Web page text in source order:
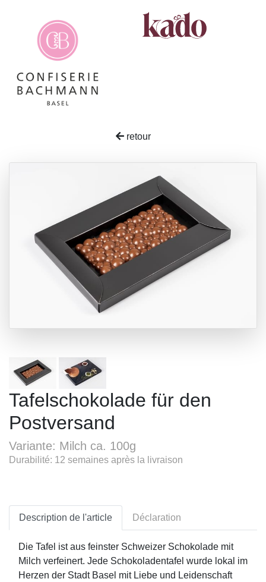
retour
Tafelschokolade für den
Postversand
Variante: Milch ca. 100g
Durabilité: 12 semaines après la livraison
Description de l'article Déclaration
Die Tafel ist aus feinster Schweizer Schokolade mit
Milch verfeinert. Jede Schokoladentafel wurde lokal im
Herzen der Stadt Basel mit Liebe und Leidenschaft